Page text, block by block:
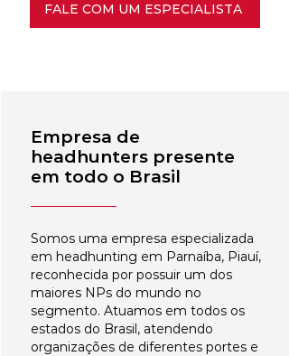
FALE COM UM ESPECIALISTA
Empresa de
headhunters presente
em todo o Brasil
Somos uma empresa especializada
em headhunting em Parnaíba, Piauí,
reconhecida por possuir um dos
maiores NPs do mundo no
segmento. Atuamos em todos os
estados do Brasil, atendendo
organizações de diferentes portes e